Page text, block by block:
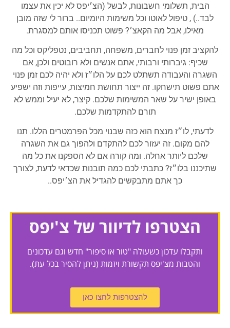
הבית, תשלומי חשבונות, לבשל (הצ׳יפס לא יכין את עצמו
לבד..) , טיפול לאוטו וכל משימות היומיום.. ברור לי שזה מובן
מאילו, אבל מה הקאצ׳? פשוט תכניסו אותם למסגרת.
להקציב זמן פנוי לחברים, משפחה, תחביבים, נטפליקס וכל מה
שכיף: גיברותי ורבותי, אתם אנשים ולא רובוטים ולכן, אם
השגרה והעבודה תשתלט לכם על הלו״ז ולא יהיה לכם זמן פנוי
אתם פשוט תישחקו. זה ייצור תחושת חמיצות, עייפות וזה ישפיע
באופן ישיר על שאר המשימות שלכם. קיצר, לא יעיל וממש לא
תורם להתקדמות שלכם.
לדעתי, לו״ז מנצח הוא כזה שבנוי מכל הפרמטרים הללו. תנו
להם מקום. זה יעזור לכם להתקדם ולהפוך גם את השגרה
שלכם ליותר אחלה. ומה קורה אם לא הספקנו את כל מה
שתיכננו בלו״ז? כתבתי לכם כמה תובנות שכדאי לדעת, לצורך
כך אתם מתבקשים להגדיל את הצ׳יפס..
הצטרפו לדיוור של צ'יפס
ותקבלו עדכון כשעולה "טור או סיפור" חדש וגם עדכונים
והטבות מצ'יפס תקשורת ויזמות (ניתן להסיר בכל עת).
להצטרפות לחצו כאן